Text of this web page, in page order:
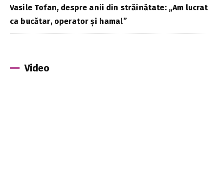
Vasile Tofan, despre anii din străinătate: „Am lucrat
ca bucătar, operator și hamal”
Video